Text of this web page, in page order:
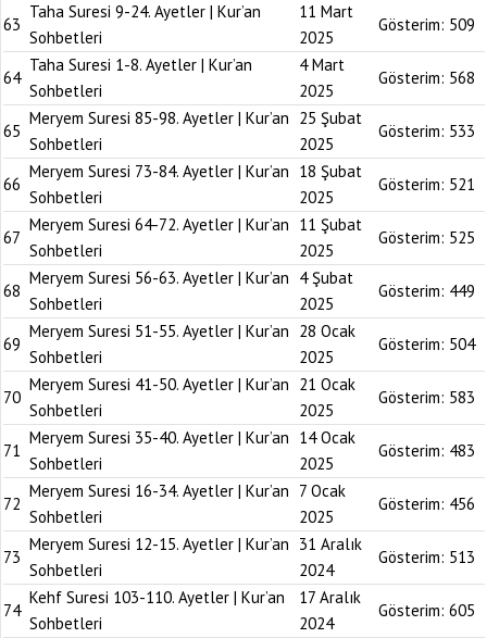
63
Taha Suresi 9-24. Ayetler | Kur’an
Sohbetleri
11 Mart
2025
Gösterim: 509
64
Taha Suresi 1-8. Ayetler | Kur’an
Sohbetleri
4 Mart
2025
Gösterim: 568
65
Meryem Suresi 85-98. Ayetler | Kur’an
Sohbetleri
25 Şubat
2025
Gösterim: 533
66
Meryem Suresi 73-84. Ayetler | Kur’an
Sohbetleri
18 Şubat
2025
Gösterim: 521
67
Meryem Suresi 64-72. Ayetler | Kur’an
Sohbetleri
11 Şubat
2025
Gösterim: 525
68
Meryem Suresi 56-63. Ayetler | Kur’an
Sohbetleri
4 Şubat
2025
Gösterim: 449
69
Meryem Suresi 51-55. Ayetler | Kur’an
Sohbetleri
28 Ocak
2025
Gösterim: 504
70
Meryem Suresi 41-50. Ayetler | Kur’an
Sohbetleri
21 Ocak
2025
Gösterim: 583
71
Meryem Suresi 35-40. Ayetler | Kur’an
Sohbetleri
14 Ocak
2025
Gösterim: 483
72
Meryem Suresi 16-34. Ayetler | Kur’an
Sohbetleri
7 Ocak
2025
Gösterim: 456
73
Meryem Suresi 12-15. Ayetler | Kur’an
Sohbetleri
31 Aralık
2024
Gösterim: 513
74
Kehf Suresi 103-110. Ayetler | Kur’an
Sohbetleri
17 Aralık
2024
Gösterim: 605